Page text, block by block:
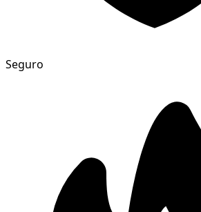
Seguro